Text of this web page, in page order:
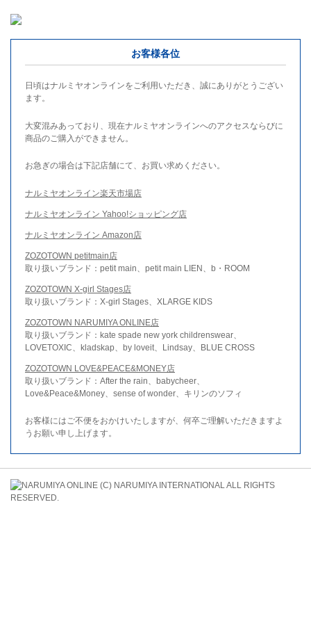
お客様各位
日頃はナルミヤオンラインをご利用いただき、誠にありがとうござい
ます。
大変混みあっており、現在ナルミヤオンラインへのアクセスならびに
商品のご購入ができません。
お急ぎの場合は下記店舗にて、お買い求めください。
ナルミヤオンライン楽天市場店
ナルミヤオンライン Yahoo!ショッピング店
ナルミヤオンライン Amazon店
ZOZOTOWN petitmain店
取り扱いブランド：petit main、petit main LIEN、b・ROOM
ZOZOTOWN X-girl Stages店
取り扱いブランド：X-girl Stages、XLARGE KIDS
ZOZOTOWN NARUMIYA ONLINE店
取り扱いブランド：kate spade new york childrenswear、
LOVETOXIC、kladskap、by loveit、Lindsay、BLUE CROSS
ZOZOTOWN LOVE&PEACE&MONEY店
取り扱いブランド：After the rain、babycheer、
Love&Peace&Money、sense of wonder、キリンのソフィ
お客様にはご不便をおかけいたしますが、何卒ご理解いただきますよ
うお願い申し上げます。